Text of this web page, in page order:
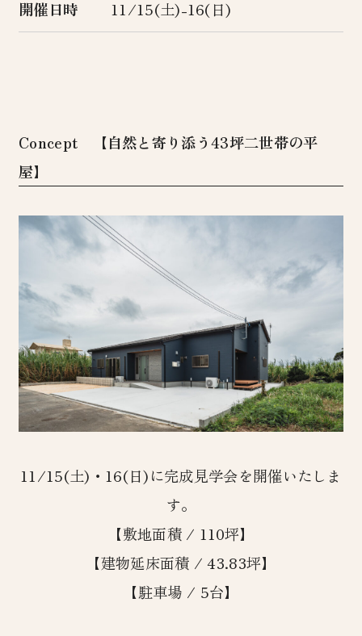
開催日時 11/15(土)-16(日)
Concept 【自然と寄り添う43坪二世帯の平
屋】
11/15(土)・16(日)に完成見学会を開催いたしま
す。
【敷地面積 / 110坪】
【建物延床面積 / 43.83坪】
【駐車場 / 5台】